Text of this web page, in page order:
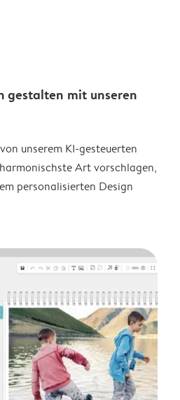
gestalten mit unseren
unserem KI-gesteuerten
Art vorschlagen,
personalisierten Design